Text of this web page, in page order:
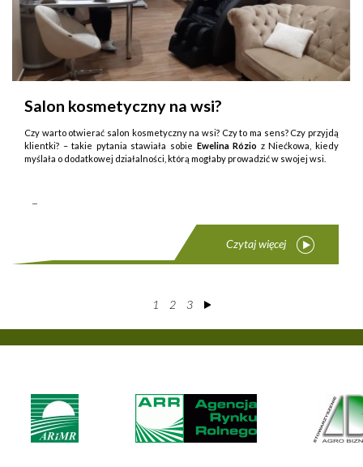
Salon kosmetyczny na wsi?
Czy warto otwierać salon kosmetyczny na wsi? Czy to ma sens? Czy przyjdą
klientki? – takie py­tania stawiała sobie Ewelina Rózio z Niećkowa, kiedy
myślała o dodatkowej działalności, którą mogłaby prowadzić w swojej wsi.
Czytaj więcej
1 2 3